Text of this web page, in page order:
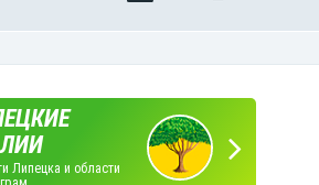
Липецка и области
КАЖДЫЙ ДЕНЬ